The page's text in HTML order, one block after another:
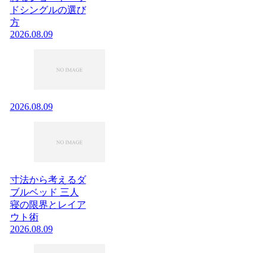
ドシングルの選び
方
2026.08.09
2026.08.09
寸法から考えるダ
ブルベッド 三人
寝の限界とレイア
ウト術
2026.08.09